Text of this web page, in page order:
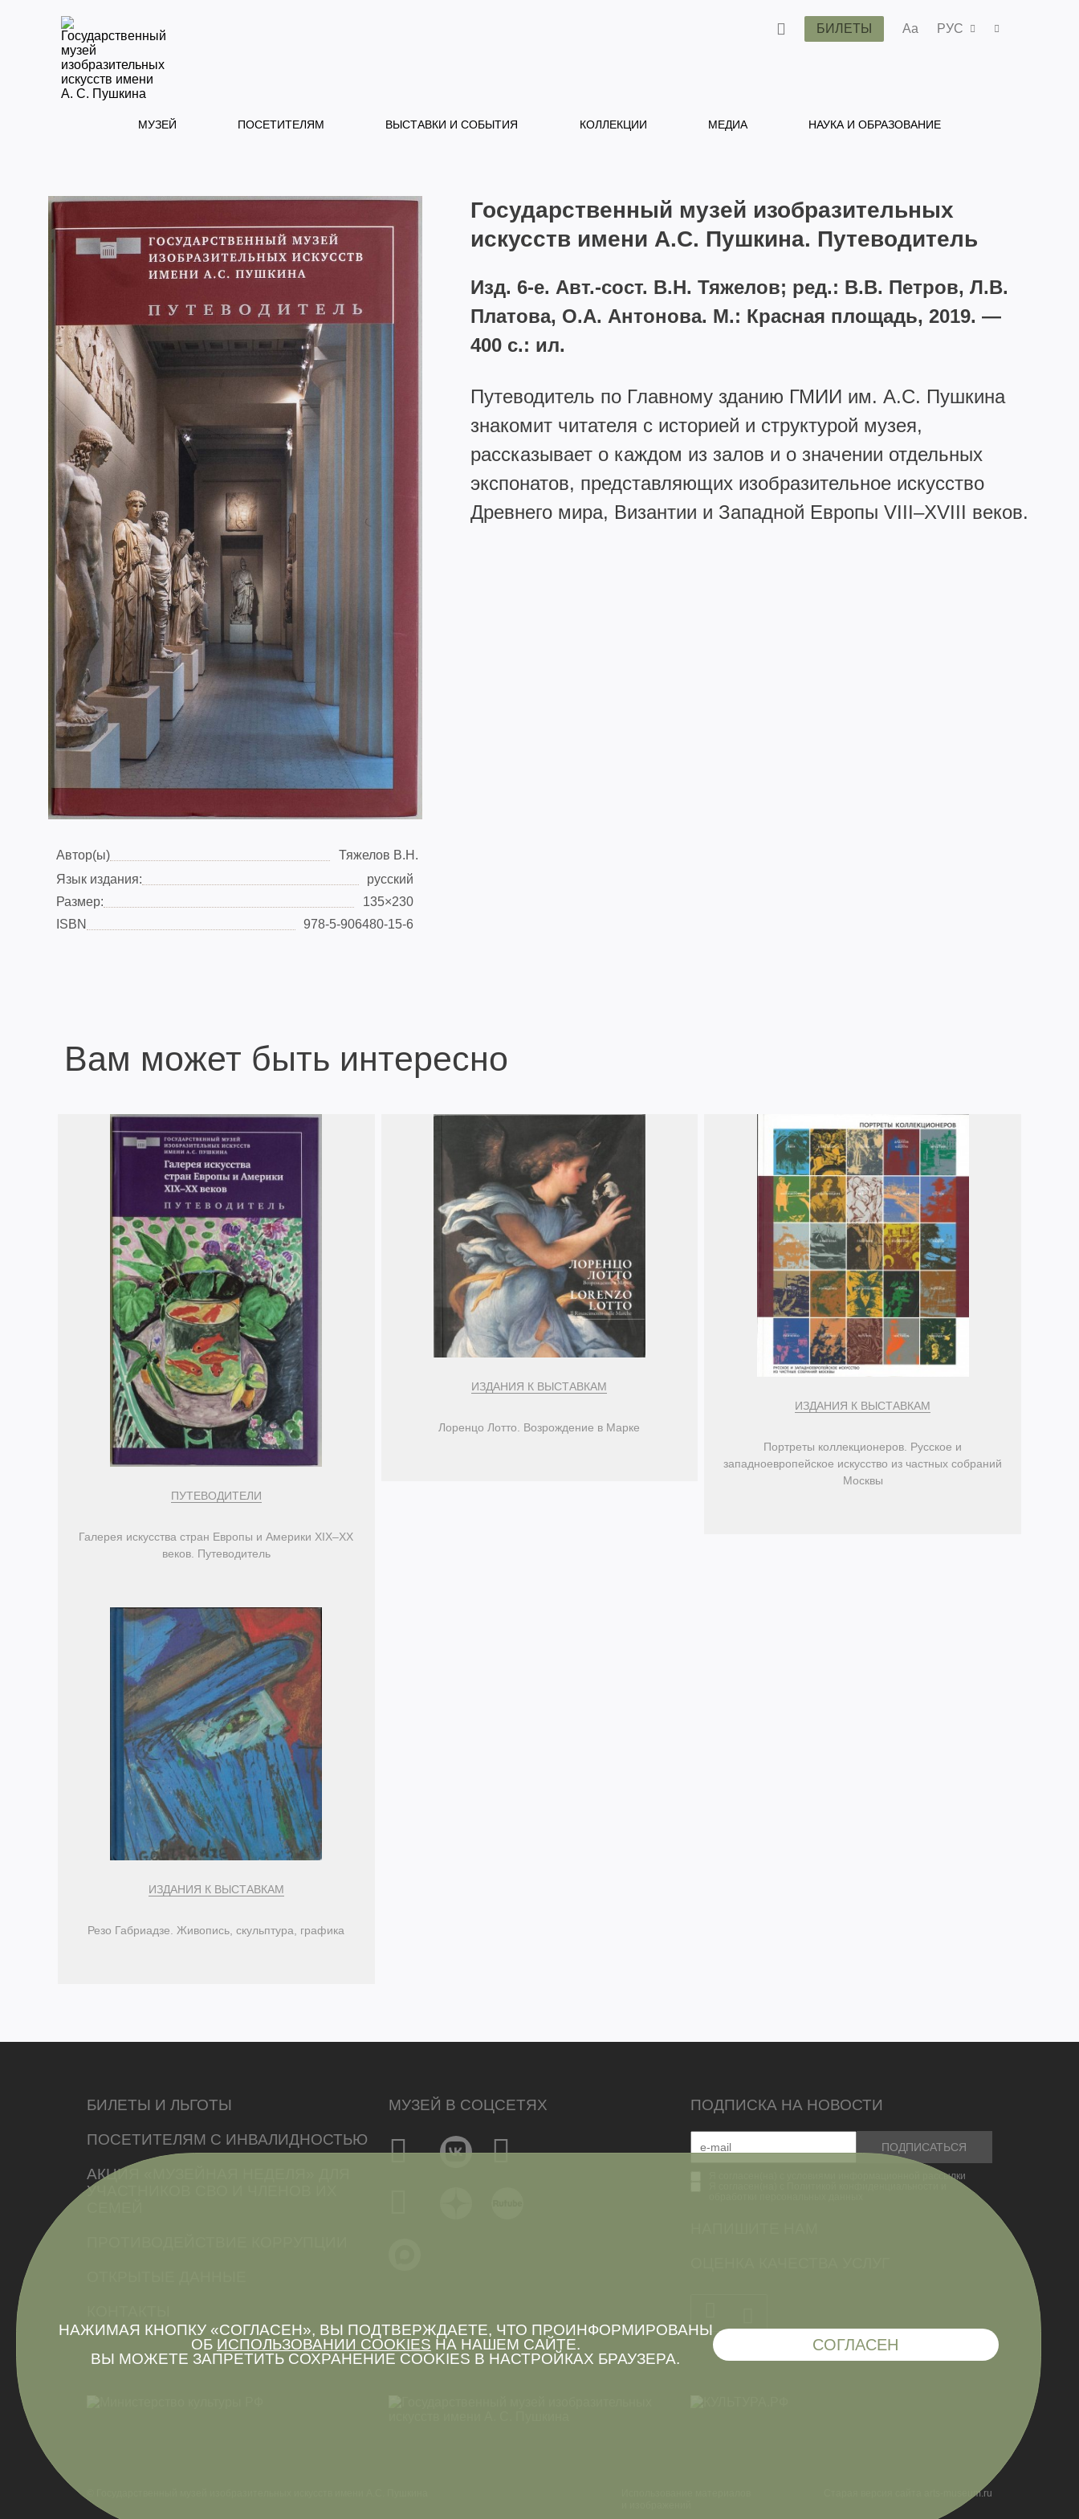
БИЛЕТЫ Aa РУС
МУЗЕЙ ПОСЕТИТЕЛЯМ ВЫСТАВКИ И СОБЫТИЯ КОЛЛЕКЦИИ МЕДИА НАУКА И ОБРАЗОВАНИЕ
Автор(ы)
Тяжелов В.Н.
Язык издания:
русский
Размер:
135×230
ISBN
978-5-906480-15-6
Государственный музей изобразительных
искусств имени А.С. Пушкина. Путеводитель
Изд. 6-е. Авт.-сост. В.Н. Тяжелов; ред.: В.В. Петров, Л.В.
Платова, О.А. Антонова. М.: Красная площадь, 2019. —
400 c.: ил.
Путеводитель по Главному зданию ГМИИ им. А.С. Пушкина
знакомит читателя с историей и структурой музея,
рассказывает о каждом из залов и о значении отдельных
экспонатов, представляющих изобразительное искусство
Древнего мира, Византии и Западной Европы VIII–XVIII веков.
Вам может быть интересно
ПУТЕВОДИТЕЛИ
Галерея искусства стран Европы и Америки ХIХ–ХХ
веков. Путеводитель
ИЗДАНИЯ К ВЫСТАВКАМ
Лоренцо Лотто. Возрождение в Марке
ИЗДАНИЯ К ВЫСТАВКАМ
Портреты коллекционеров. Русское и
западноевропейское искусство из частных собраний
Москвы
ИЗДАНИЯ К ВЫСТАВКАМ
Резо Габриадзе. Живопись, скульптура, графика
НАЖИМАЯ КНОПКУ «СОГЛАСЕН», ВЫ ПОДТВЕРЖДАЕТЕ, ЧТО ПРОИНФОРМИРОВАНЫ
ОБ ИСПОЛЬЗОВАНИИ COOKIES НА НАШЕМ САЙТЕ.
ВЫ МОЖЕТЕ ЗАПРЕТИТЬ СОХРАНЕНИЕ COOKIES В НАСТРОЙКАХ БРАУЗЕРА.
СОГЛАСЕН
БИЛЕТЫ И ЛЬГОТЫ
ПОСЕТИТЕЛЯМ С ИНВАЛИДНОСТЬЮ
АКЦИЯ «МУЗЕЙНАЯ НЕДЕЛЯ» ДЛЯ
УЧАСТНИКОВ СВО И ЧЛЕНОВ ИХ
МУЗЕЙ В СОЦСЕТЯХ ПОДПИСКА НА НОВОСТИ
Я согласен(на) с условиями информационной рассылки
Старая версия сайта arts-museum.ru